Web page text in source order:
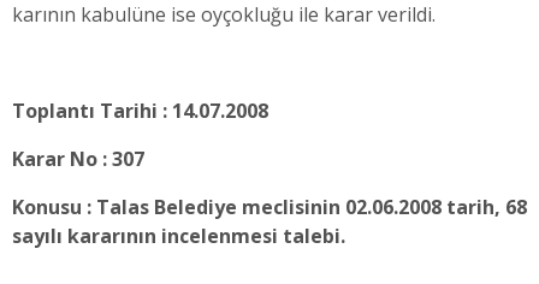
karının kabulüne ise oyçokluğu ile karar verildi.
Toplantı Tarihi : 14.07.2008
Karar No : 307
Konusu : Talas Belediye meclisinin 02.06.2008 tarih, 68
sayılı kararının incelenmesi talebi.